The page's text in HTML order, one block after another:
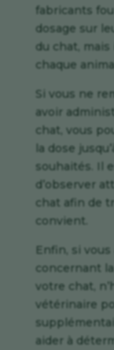
fabricants
dosage sur
du chat,
chaque
Si vous ne
avoir
chat, vous
la dose
souhaités. Il
d’observer
chat afin de
convient.
Enfin, si
concernant
votre chat,
vétérinaire
aider à